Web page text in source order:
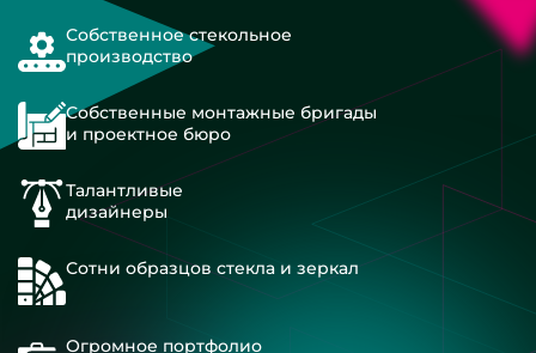
Собственное стекольное
производство
Собственные монтажные бригады
и проектное бюро
Талантливые
дизайнеры
Сотни образцов стекла и зеркал
Огромное портфолио